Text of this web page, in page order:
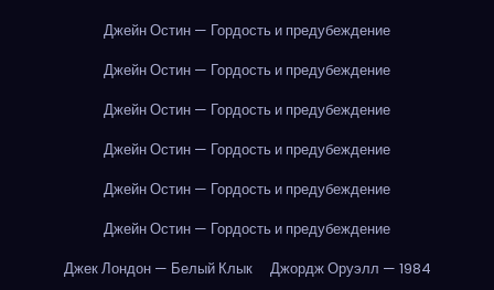
Джейн Остин — Гордость и предубеждение
Джейн Остин — Гордость и предубеждение
Джейн Остин — Гордость и предубеждение
Джейн Остин — Гордость и предубеждение
Джейн Остин — Гордость и предубеждение
Джейн Остин — Гордость и предубеждение
Джек Лондон — Белый Клык
Джордж Оруэлл — 1984